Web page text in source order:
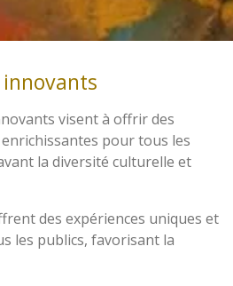
visent à offrir des
pour tous les
la diversité culturelle et
des expériences uniques et
les publics, favorisant la